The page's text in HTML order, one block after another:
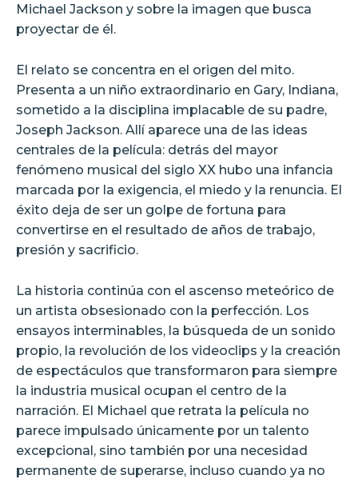
Michael Jackson y sobre la imagen que busca
proyectar de él.
El relato se concentra en el origen del mito.
Presenta a un niño extraordinario en Gary, Indiana,
sometido a la disciplina implacable de su padre,
Joseph Jackson. Allí aparece una de las ideas
centrales de la película: detrás del mayor
fenómeno musical del siglo XX hubo una infancia
marcada por la exigencia, el miedo y la renuncia. El
éxito deja de ser un golpe de fortuna para
convertirse en el resultado de años de trabajo,
presión y sacrificio.
La historia continúa con el ascenso meteórico de
un artista obsesionado con la perfección. Los
ensayos interminables, la búsqueda de un sonido
propio, la revolución de los videoclips y la creación
de espectáculos que transformaron para siempre
la industria musical ocupan el centro de la
narración. El Michael que retrata la película no
parece impulsado únicamente por un talento
excepcional, sino también por una necesidad
permanente de superarse, incluso cuando ya no